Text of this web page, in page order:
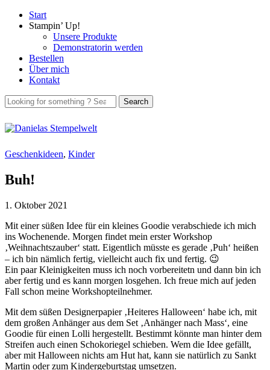
Start
Stampin’ Up!
Unsere Produkte
Demonstratorin werden
Bestellen
Über mich
Kontakt
Geschenkideen, Kinder
Buh!
1. Oktober 2021
Mit einer süßen Idee für ein kleines Goodie verabschiede ich mich
ins Wochenende. Morgen findet mein erster Workshop
‚Weihnachtszauber‘ statt. Eigentlich müsste es gerade ‚Puh‘ heißen
– ich bin nämlich fertig, vielleicht auch fix und fertig. 😉
Ein paar Kleinigkeiten muss ich noch vorbereitetn und dann bin ich
aber fertig und es kann morgen losgehen. Ich freue mich auf jeden
Fall schon meine Workshopteilnehmer.
Mit dem süßen Designerpapier ‚Heiteres Halloween‘ habe ich, mit
dem großen Anhänger aus dem Set ‚Anhänger nach Mass‘, eine
Goodie für einen Lolli hergestellt. Bestimmt könnte man hinter dem
Streifen auch einen Schokoriegel schieben. Wem die Idee gefällt,
aber mit Halloween nichts am Hut hat, kann sie natürlich zu Sankt
Martin oder zum Kindergeburtstag umsetzen.